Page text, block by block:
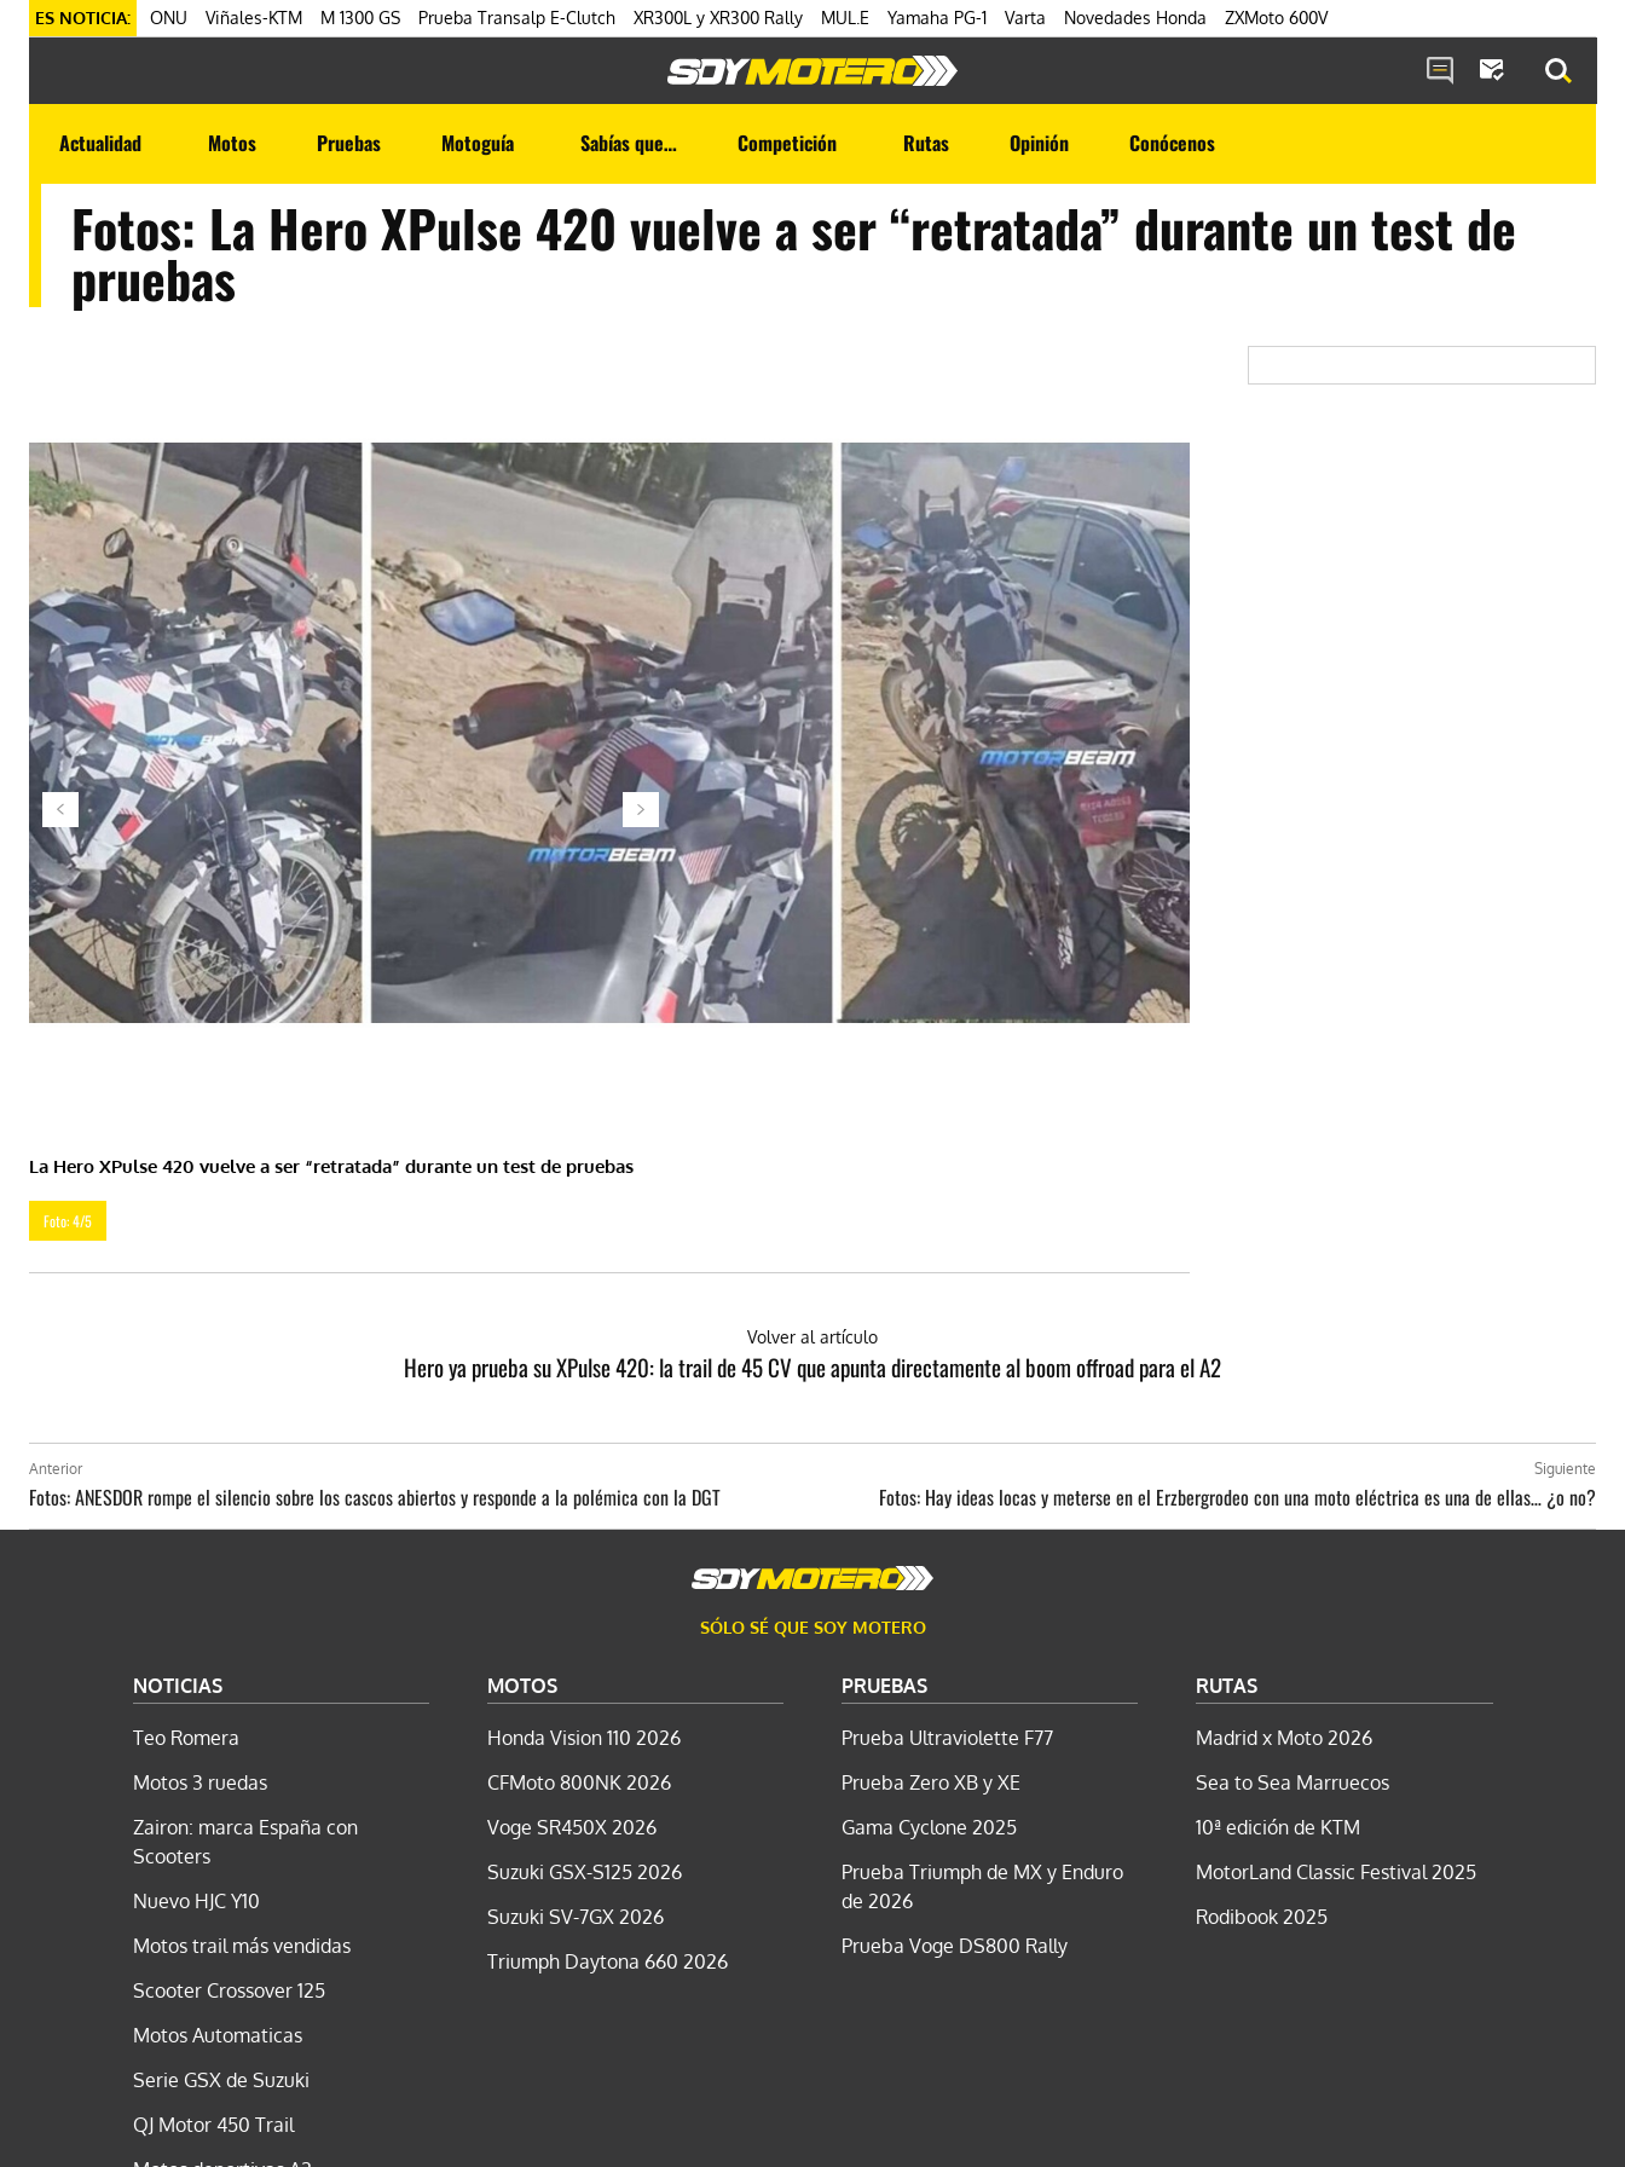
ES NOTICIA: ONU Viñales-KTM M 1300 GS Prueba Transalp E-Clutch XR300L y XR300 Rally MUL.E Yamaha PG-1 Varta Novedades Honda ZXMoto 600V
Actualidad Motos Pruebas Motoguía Sabías que… Competición Rutas Opinión Conócenos
Fotos: La Hero XPulse 420 vuelve a ser “retratada” durante un test de
pruebas
La Hero XPulse 420 vuelve a ser “retratada” durante un test de pruebas
Foto: 4/5
Volver al artículo
Hero ya prueba su XPulse 420: la trail de 45 CV que apunta directamente al boom offroad para el A2
Anterior
Fotos: ANESDOR rompe el silencio sobre los cascos abiertos y responde a la polémica con la DGT
Siguiente
Fotos: Hay ideas locas y meterse en el Erzbergrodeo con una moto eléctrica es una de ellas… ¿o no?
SÓLO SÉ QUE SOY MOTERO
NOTICIAS
Teo Romera
Motos 3 ruedas
Zairon: marca España con
Scooters
Nuevo HJC Y10
Motos trail más vendidas
Scooter Crossover 125
Motos Automaticas
Serie GSX de Suzuki
QJ Motor 450 Trail
MOTOS
Honda Vision 110 2026
CFMoto 800NK 2026
Voge SR450X 2026
Suzuki GSX-S125 2026
Suzuki SV-7GX 2026
Triumph Daytona 660 2026
PRUEBAS
Prueba Ultraviolette F77
Prueba Zero XB y XE
Gama Cyclone 2025
Prueba Triumph de MX y Enduro
de 2026
Prueba Voge DS800 Rally
RUTAS
Madrid x Moto 2026
Sea to Sea Marruecos
10ª edición de KTM
MotorLand Classic Festival 2025
Rodibook 2025